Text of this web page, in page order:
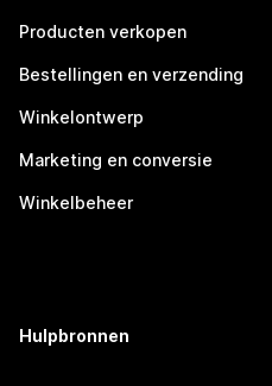
Producten verkopen
Bestellingen en verzending
Winkelontwerp
Marketing en conversie
Winkelbeheer
Hulpbronnen